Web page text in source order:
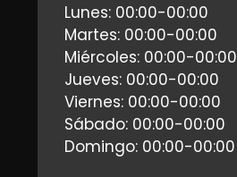
Lunes: 00:00-00:00
Martes: 00:00-00:00
Miércoles: 00:00-00:00
Jueves: 00:00-00:00
Viernes: 00:00-00:00
Sábado: 00:00-00:00
Domingo: 00:00-00:00